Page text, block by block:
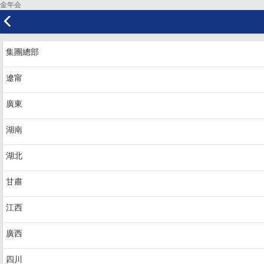
金年会
集團總部
遼甯
廣東
湖南
湖北
甘肅
江西
廣西
四川